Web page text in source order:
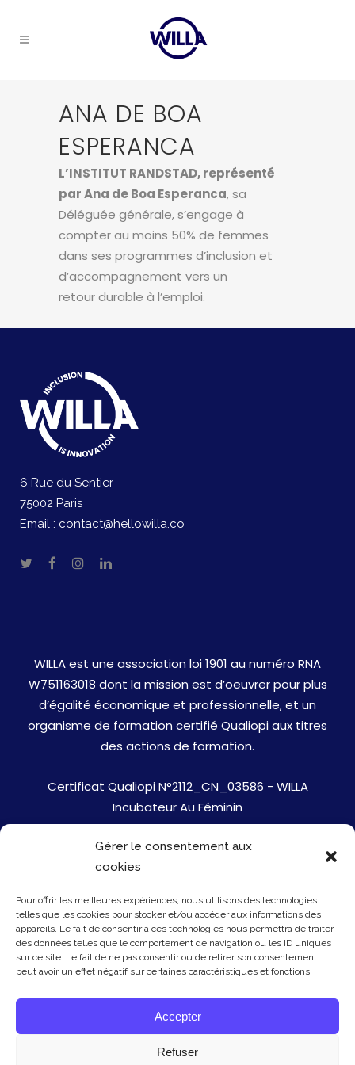
Gérer le consentement aux
cookies
Pour offrir les meilleures expériences, nous utilisons des technologies
telles que les cookies pour stocker et/ou accéder aux informations des
appareils. Le fait de consentir à ces technologies nous permettra de traiter
des données telles que le comportement de navigation ou les ID uniques
sur ce site. Le fait de ne pas consentir ou de retirer son consentement
peut avoir un effet négatif sur certaines caractéristiques et fonctions.
Accepter
Refuser
ANA DE BOA
ESPERANCA
L’INSTITUT RANDSTAD, représenté
par Ana de Boa Esperanca, sa
Déléguée générale, s’engage à
compter au moins 50% de femmes
dans ses programmes d’inclusion et
d’accompagnement vers un
retour durable à l’emploi.
6 Rue du Sentier
75002 Paris
Email : contact@hellowilla.co
WILLA est une association loi 1901 au numéro RNA
W751163018 dont la mission est d’oeuvrer pour plus
d’égalité économique et professionnelle, et un
organisme de formation certifié Qualiopi aux titres
des actions de formation.
Certificat Qualiopi N°2112_CN_03586 - WILLA
Incubateur Au Féminin
Jobs
Mentions Légales
Politique de cookies
Presse